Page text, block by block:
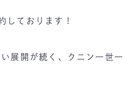
しております！
展開が続く、クニン一世一